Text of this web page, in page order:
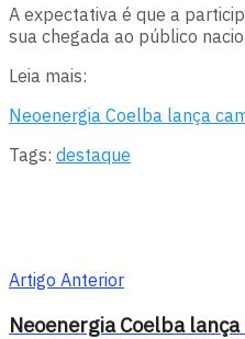
A expectativa é que a
sua chegada ao público
Leia mais:
Neoenergia Coelba lança
Tags: destaque
Artigo Anterior
Neoenergia Coelba